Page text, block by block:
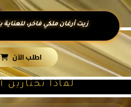
زيت أرغان ملكي فاخر،
اطلب الآن
لماذا تختارين